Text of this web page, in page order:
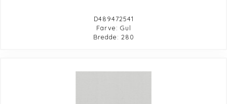
D489472541
Farve: Gul
Bredde: 280